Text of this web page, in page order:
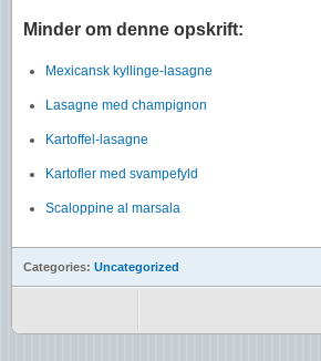
Minder om denne opskrift:
Mexicansk kyllinge-lasagne
Lasagne med champignon
Kartoffel-lasagne
Kartofler med svampefyld
Scaloppine al marsala
Categories: Uncategorized